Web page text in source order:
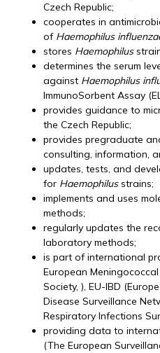
Czech Republic;
cooperates in
of Haemophilus
stores Haemophilus
determines the serum
against Haemophilus
ImmunoSorbent Assay
provides guidance to
the Czech Republic;
provides pregraduate
consulting, information,
updates, tests, and
for Haemophilusstrains;
implements and uses
methods;
regularly updates the
laboratory methods;
is part of international
European
Society, ), EU-IBD
Disease Surveillance
Respiratory Infections
providing data to
(The European